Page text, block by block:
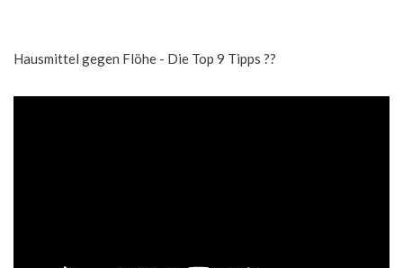
Hausmittel gegen Flöhe - Die Top 9 Tipps ??